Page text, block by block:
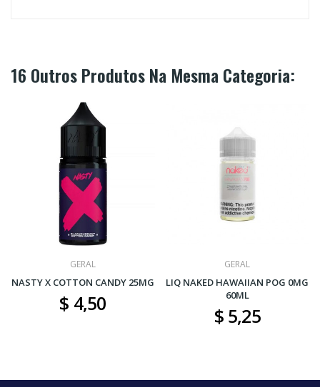
16 Outros Produtos Na Mesma Categoria:
GERAL
NASTY X COTTON CANDY 25MG
$ 4,50
GERAL
LIQ NAKED HAWAIIAN POG 0MG
60ML
$ 5,25